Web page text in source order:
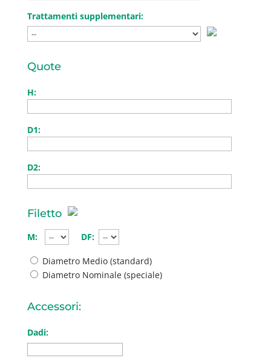
Trattamenti supplementari:
Quote
H:
D1:
D2:
Filetto
M: DF:
Diametro Medio (standard)
Diametro Nominale (speciale)
Accessori:
Dadi: